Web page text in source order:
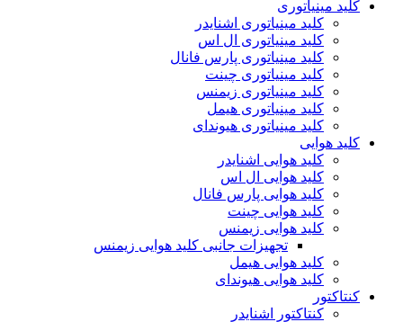
کلید مینیاتوری
کلید مینیاتوری اشنایدر
کلید مینیاتوری ال اس
کلید مینیاتوری پارس فانال
کلید مینیاتوری چینت
کلید مینیاتوری زیمنس
کلید مینیاتوری هیمل
کلید مینیاتوری هیوندای
کلید هوایی
کلید هوایی اشنایدر
کلید هوایی ال اس
کلید هوایی پارس فانال
کلید هوایی چینت
کلید هوایی زیمنس
تجهیزات جانبی کلید هوایی زیمنس
کلید هوایی هیمل
کلید هوایی هیوندای
کنتاکتور
کنتاکتور اشنایدر